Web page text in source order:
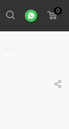
0
—